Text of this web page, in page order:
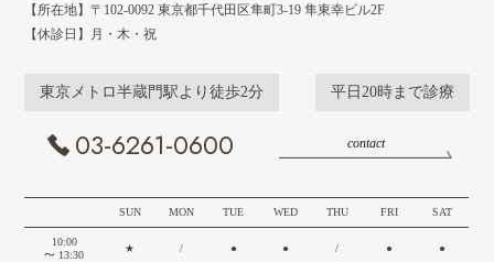
【所在地】〒102-0092 東京都千代田区隼町3-19 隼東幸ビル2F
【休診日】月・木・祝
東京メトロ半蔵門駅より徒歩2分 平日20時まで診療
03-6261-0600 contact
SUN MON TUE WED THU FRI SAT
10:00
〜 13:30
★ / ● ● / ● ●